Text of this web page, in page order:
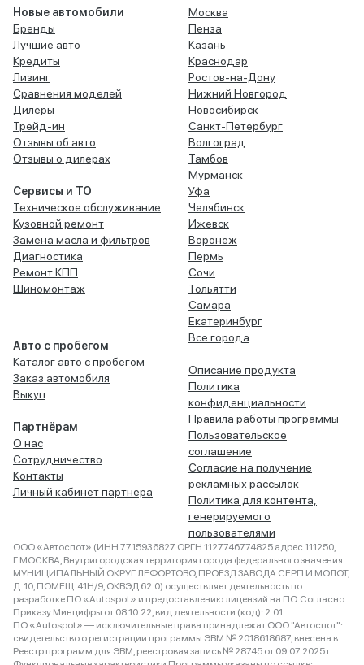
Новые автомобили
Бренды
Лучшие авто
Кредиты
Лизинг
Сравнения моделей
Дилеры
Трейд-ин
Отзывы об авто
Отзывы о дилерах
Сервисы и ТО
Техническое обслуживание
Кузовной ремонт
Замена масла и фильтров
Диагностика
Ремонт КПП
Шиномонтаж
Авто с пробегом
Каталог авто с пробегом
Заказ автомобиля
Выкуп
Партнёрам
О нас
Сотрудничество
Контакты
Личный кабинет партнера
Москва
Пенза
Казань
Краснодар
Ростов-на-Дону
Нижний Новгород
Новосибирск
Санкт-Петербург
Волгоград
Тамбов
Мурманск
Уфа
Челябинск
Ижевск
Воронеж
Пермь
Сочи
Тольятти
Самара
Екатеринбург
Все города
Описание продукта
Политика
конфиденциальности
Правила работы программы
Пользовательское
соглашение
Согласие на получение
рекламных рассылок
Политика для контента,
генерируемого
пользователями
ООО «Автоспот» (ИНН 7715936827 ОРГН 1127746774825 адрес 111250,
Г.МОСКВА, Внутригородская территория города федерального значения
МУНИЦИПАЛЬНЫЙ ОКРУГ ЛЕФОРТОВО, ПРОЕЗД ЗАВОДА СЕРП И МОЛОТ,
Д. 10, ПОМЕЩ. 41Н/9, ОКВЭД 62.0) осуществляет деятельность по
разработке ПО «Autospot» и предоставлению лицензий на ПО. Согласно
Приказу Минцифры от 08.10.22, вид деятельности (код): 2.01.
ПО «Autospot» — исключительные права принадлежат ООО "Автоспот":
свидетельство о регистрации программы ЭВМ № 2018618687, внесена в
Реестр программ для ЭВМ, реестровая запись № 28745 от 09.07.2025 г.